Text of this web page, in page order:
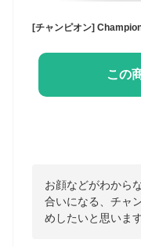
この
お顔などがわから
合いになる、チャ
めしたいと思いま